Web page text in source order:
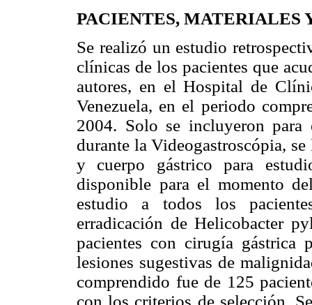
PACIENTES, MATERIALES
Se realizó un estudio
clínicas de los pacientes que
autores, en el Hospital de
Venezuela, en el periodo
2004. Solo se incluyeron para
durante la Videogastroscópia,
y cuerpo gástrico para
disponible para el momento
estudio a todos los
erradicación de Helicobacter
pacientes con cirugía gástrica
lesiones sugestivas de
comprendido fue de 125
con los criterios de selección.